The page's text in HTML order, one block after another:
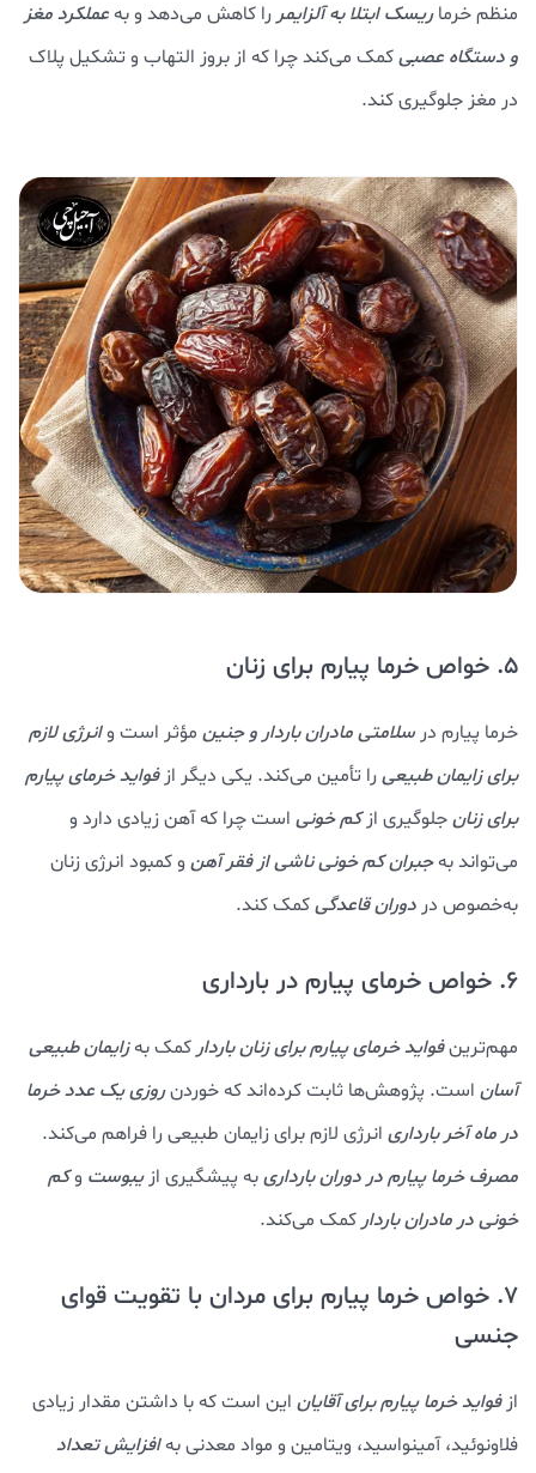
منظم خرماریسک ابتلا به آلزایمر را کاهش می‌دهد و بهعملکرد مغز
و دستگاه عصبیکمک می‌کند چرا که از بروز التهاب و تشکیل پلاک
در مغز جلوگیری کند.
5. خواص خرما پیارم برای زنان
خرما پیارم در سلامتی مادران باردار و جنین مؤثر است وانرژی لازم
برای زایمان طبیعی را تأمین می‌کند. یکی دیگر از فواید خرمای پیارم
برای زنانجلوگیری ازکم خونی است چرا که آهن زیادی دارد و
می‌تواند بهجبران کم خونی ناشی از فقر آهن و کمبود انرژی زنان
به‌خصوص در دوران قاعدگیکمک کند.
6. خواص خرمای پیارم در بارداری
مهم‌ترینفواید خرمای پیارم برای زنان باردار کمک بهزایمان طبیعی
آسان است. پژوهش‌ها ثابت کرده‌اند که خوردنروزی یک عدد خرما
در ماه آخر بارداری انرژی لازم برای زایمان طبیعی را فراهم می‌کند.
مصرف خرما پیارم در دوران بارداریبه پیشگیری ازیبوست وکم
خونی در مادران باردار کمک می‌کند.
7. خواص خرما پیارم برای مردان با تقویت قوای
جنسی
از فواید خرما پیارم برای آقایان این است که با داشتن مقدار زیادی
فلاونوئید، آمینواسید، ویتامین و مواد معدنی بهافزایش تعداد